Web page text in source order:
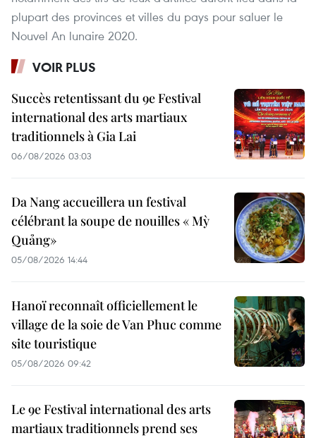
plupart des provinces et villes du pays pour saluer le
Nouvel An lunaire 2020.
VOIR PLUS
Succès retentissant du 9e Festival
international des arts martiaux
traditionnels à Gia Lai
06/08/2026 03:03
Da Nang accueillera un festival
célébrant la soupe de nouilles « Mỳ
Quảng»
05/08/2026 14:44
Hanoï reconnaît officiellement le
village de la soie de Van Phuc comme
site touristique
05/08/2026 09:42
Le 9e Festival international des arts
martiaux traditionnels prend ses